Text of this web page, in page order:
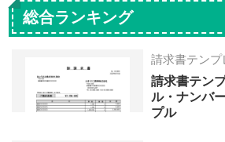
総合ランキング
請求書テンプ
請求書テン
ル・ナンバ
プル